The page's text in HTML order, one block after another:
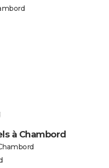
à Chambord